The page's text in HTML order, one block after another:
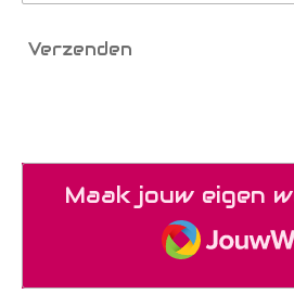
Verzenden
Maak jouw eigen
JouwWeb